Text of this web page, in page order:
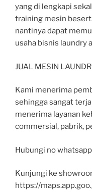
yang di lengkapi
training mesin
nantinya dapat
usaha bisnis laundry
JUAL MESIN
Kami menerima
sehingga sangat
menerima layanan
commersial, pabrik,
Hubungi no
Kunjungi ke
https://